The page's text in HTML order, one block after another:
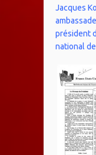
Jacques
président
national